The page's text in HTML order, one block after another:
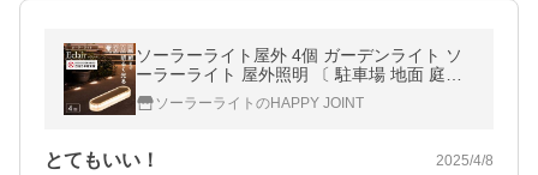
ソーラーライト屋外 4個 ガーデンライト ソ
ーラーライト 屋外照明 〔 駐車場 地面 庭ラ
イト 玄関 防水 おしゃれ エクレア
ソーラーライトのHAPPY JOINT
とてもいい！ 2025/4/8